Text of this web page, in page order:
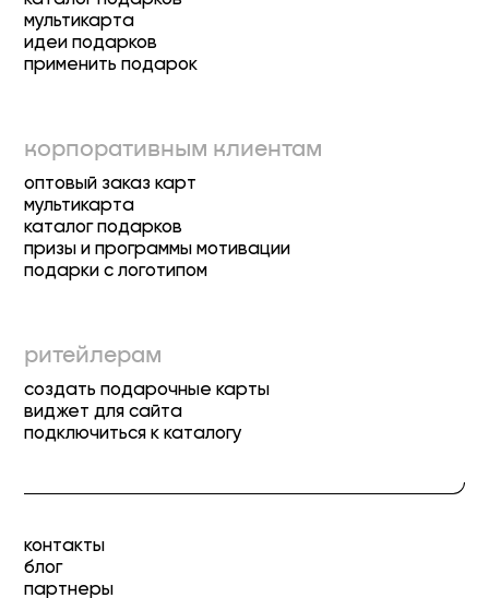
мультикарта
идеи подарков
применить подарок
корпоративным клиентам
оптовый заказ карт
мультикарта
каталог подарков
призы и программы мотивации
подарки с логотипом
ритейлерам
создать подарочные карты
виджет для сайта
подключиться к каталогу
контакты
блог
партнеры